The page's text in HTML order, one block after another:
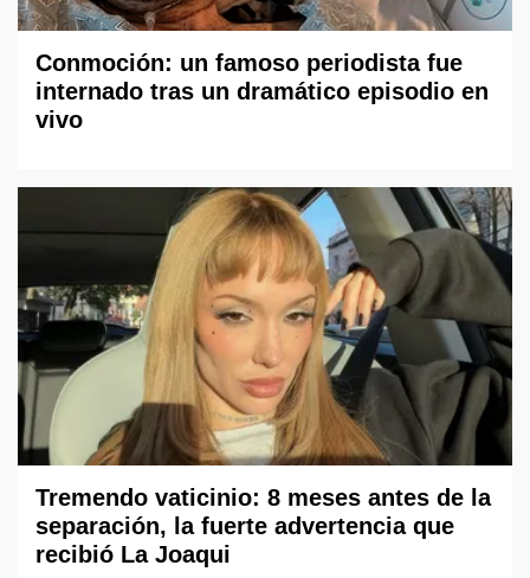
Conmoción: un famoso periodista fue
internado tras un dramático episodio en
vivo
Tremendo vaticinio: 8 meses antes de la
separación, la fuerte advertencia que
recibió La Joaqui